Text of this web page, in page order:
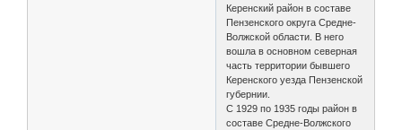
Керенский район в составе
Пензенского округа Средне-
Волжской области. В него
вошла в основном северная
часть территории бывшего
Керенского уезда Пензенской
губернии.
С 1929 по 1935 годы район в
составе Средне-Волжского